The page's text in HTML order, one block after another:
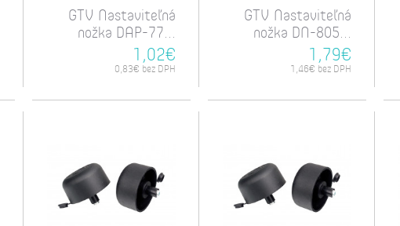
GTV Nastaviteľná
nožka DAP-77...
1,02€
0,83€ bez DPH
GTV Nastaviteľná
nožka DN-805...
1,79€
1,46€ bez DPH